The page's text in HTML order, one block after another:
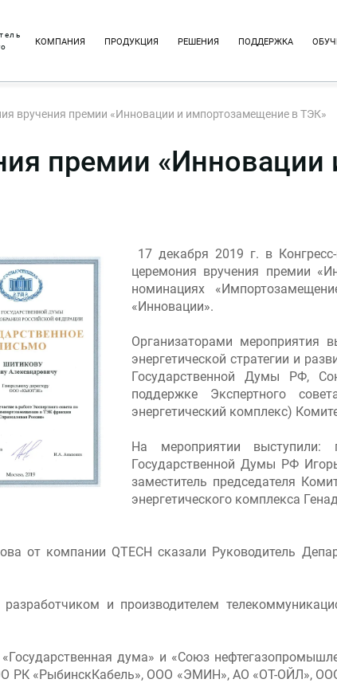
КОМПАНИЯ ПРОДУКЦИЯ РЕШЕНИЯ ПОДДЕРЖКА
вручения премии «Инновации и импортозамещение в ТЭК»
премии
17 декабря 2019 г. в
церемония вручения премии
номинациях
«Инновации».
Организаторами
энергетической стратегии и
Государственной Думы РФ,
поддержке Экспертного
энергетический комплекс)
На мероприятии выступили:
Государственной Думы РФ
заместитель председателя
энергетического комплекса
от компании QTECH сказали Руководитель
и производителем
дума» и «Союз
«РыбинскКабель», ООО «ЭМИН», АО «ОТ-ОЙЛ»,